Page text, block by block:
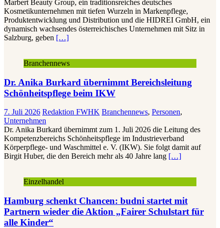
Marbert Beauty Group, ein traditionsreiches deutsches
Kosmetikunternehmen mit tiefen Wurzeln in Markenpflege,
Produktentwicklung und Distribution und die HIDREI GmbH, ein
dynamisch wachsendes österreichisches Unternehmen mit Sitz in
Salzburg, geben […]
Branchennews
Dr. Anika Burkard übernimmt Bereichsleitung
Schönheitspflege beim IKW
7. Juli 2026 Redaktion FWHK Branchennews, Personen,
Unternehmen
Dr. Anika Burkard übernimmt zum 1. Juli 2026 die Leitung des
Kompetenzbereichs Schönheitspflege im Industrieverband
Körperpflege- und Waschmittel e. V. (IKW). Sie folgt damit auf
Birgit Huber, die den Bereich mehr als 40 Jahre lang […]
Einzelhandel
Hamburg schenkt Chancen: budni startet mit
Partnern wieder die Aktion „Fairer Schulstart für
alle Kinder“